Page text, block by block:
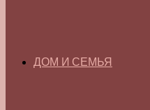
ДОМ И СЕМЬЯ